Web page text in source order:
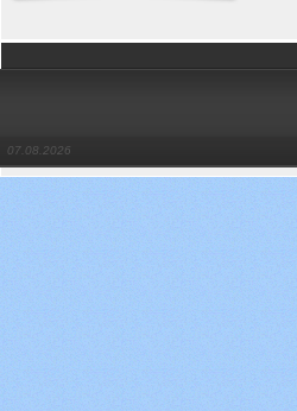
07.08.2026